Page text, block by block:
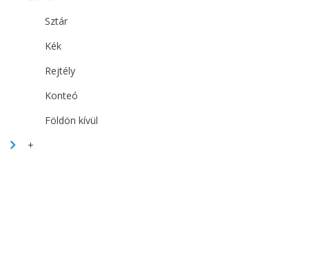
Sztár
Kék
Rejtély
Konteó
Földön kívül
+